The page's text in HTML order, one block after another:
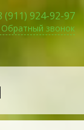
(911) 924-92-97
звонок